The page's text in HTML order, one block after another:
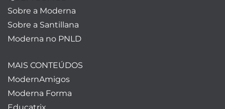
Sobre a Moderna
Sobre a Santillana
Moderna no PNLD
MAIS CONTEÚDOS
ModernAmigos
Moderna Forma